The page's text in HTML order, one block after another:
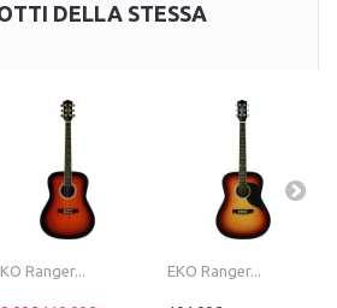
DELLA STESSA
Ranger... EKO Ranger...